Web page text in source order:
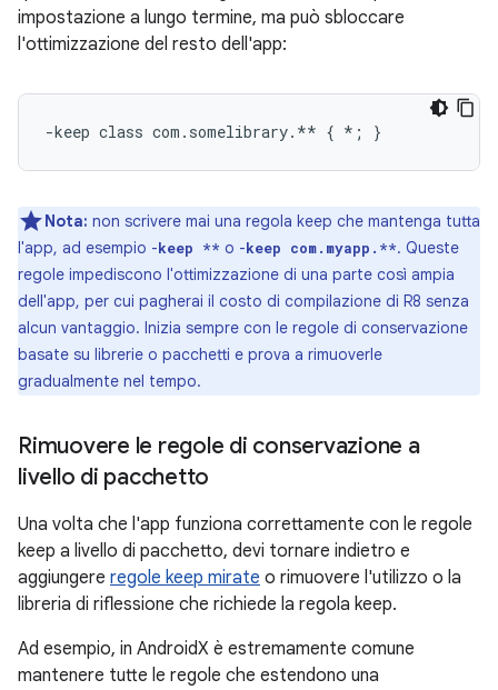
impostazione a lungo termine, ma può sbloccare
l'ottimizzazione del resto dell'app:
Nota: non scrivere mai una regola keep che mantenga tutta
l'app, ad esempio -keep ** o -keep com.myapp.**. Queste
regole impediscono l'ottimizzazione di una parte così ampia
dell'app, per cui pagherai il costo di compilazione di R8 senza
alcun vantaggio. Inizia sempre con le regole di conservazione
basate su librerie o pacchetti e prova a rimuoverle
gradualmente nel tempo.
Rimuovere le regole di conservazione a
livello di pacchetto
Una volta che l'app funziona correttamente con le regole
keep a livello di pacchetto, devi tornare indietro e
aggiungere regole keep mirate o rimuovere l'utilizzo o la
libreria di riflessione che richiede la regola keep.
Ad esempio, in AndroidX è estremamente comune
mantenere tutte le regole che estendono una